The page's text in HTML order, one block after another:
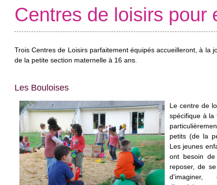
Centres de loisirs pour
Trois Centres de Loisirs parfaitement équipés accueilleront, à la
de la petite section maternelle à 16 ans.
Les Bouloises
Le centre de
spécifique à la
petits (de la
Les jeunes
ont besoin
reposer, de